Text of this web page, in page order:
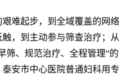
难起步，到全域覆盖的网络
，到主动参与筛查治疗；从
筛、规范治疗、全程管理”的
安市中心医院普通妇科用专